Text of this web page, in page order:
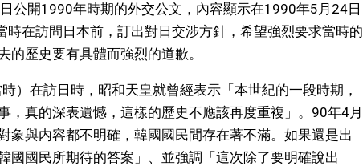
東京
公開1990年時期的外交公文，內容顯示在1990年5月24日
在訪問日本前，訂出對日交涉方針，希望強烈要求當時的
的歷史要有具體而強烈的道歉。
）在訪日時，昭和天皇就曾經表示「本世紀的一段時期，
，真的深表遺憾，這樣的歷史不應該再度重複」。90年4月
象與内容都不明確，韓國國民間存在著不滿。如果還是出
國國民所期待的答案」、並強調「這次除了要明確說出